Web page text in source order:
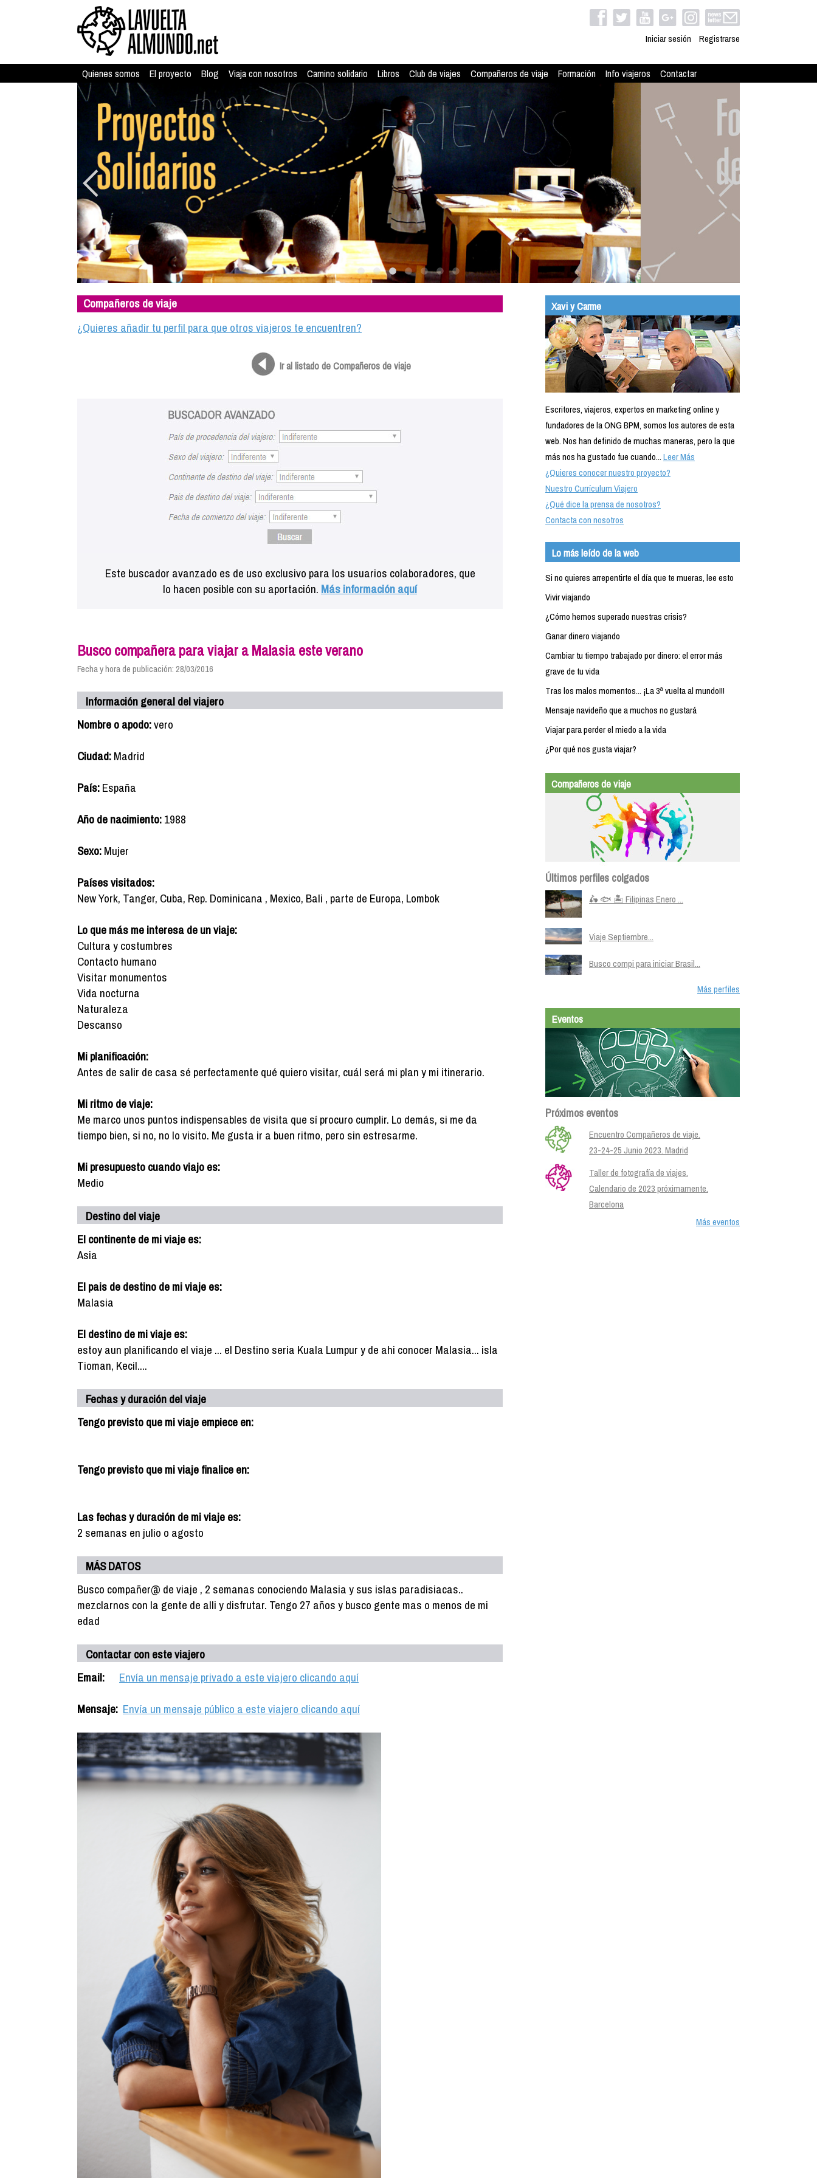
Iniciar sesión Registrarse
Quienes somos El proyecto Blog Viaja con nosotros Camino solidario Libros Club de viajes Compañeros de viaje Formación Info viajeros Contactar
Compañeros de viaje
¿Quieres añadir tu perfil para que otros viajeros te encuentren?
Ir al listado de Compañeros de viaje
Este buscador avanzado es de uso exclusivo para los usuarios colaboradores, que
lo hacen posible con su aportación. Más información aquí
Busco compañera para viajar a Malasia este verano
Fecha y hora de publicación: 28/03/2016
Información general del viajero
Nombre o apodo:vero
Ciudad:Madrid
País:España
Año de nacimiento:1988
Sexo:Mujer
Países visitados:
New York, Tanger, Cuba, Rep. Dominicana , Mexico, Bali , parte de Europa, Lombok
Lo que más me interesa de un viaje:
Cultura y costumbres
Contacto humano
Visitar monumentos
Vida nocturna
Naturaleza
Descanso
Mi planificación:
Antes de salir de casa sé perfectamente qué quiero visitar, cuál será mi plan y mi itinerario.
Mi ritmo de viaje:
Me marco unos puntos indispensables de visita que sí procuro cumplir. Lo demás, si me da
tiempo bien, si no, no lo visito. Me gusta ir a buen ritmo, pero sin estresarme.
Mi presupuesto cuando viajo es:
Medio
Destino del viaje
El continente de mi viaje es:
Asia
El pais de destino de mi viaje es:
Malasia
El destino de mi viaje es:
estoy aun planificando el viaje ... el Destino seria Kuala Lumpur y de ahi conocer Malasia... isla
Tioman, Kecil....
Fechas y duración del viaje
Tengo previsto que mi viaje empiece en:
Tengo previsto que mi viaje finalice en:
Las fechas y duración de mi viaje es:
2 semanas en julio o agosto
MÁS DATOS
Busco compañer@ de viaje , 2 semanas conociendo Malasia y sus islas paradisiacas..
mezclarnos con la gente de alli y disfrutar. Tengo 27 años y busco gente mas o menos de mi
edad
Contactar con este viajero
Email:
Envía un mensaje privado a este viajero clicando aquí
Mensaje: Envía un mensaje público a este viajero clicando aquí
Xavi y Carme
Escritores, viajeros, expertos en marketing online y
fundadores de la ONG BPM, somos los autores de esta
web. Nos han definido de muchas maneras, pero la que
más nos ha gustado fue cuando...Leer Más
¿Quieres conocer nuestro proyecto?
Nuestro Currículum Viajero
¿Qué dice la prensa de nosotros?
Contacta con nosotros
Lo más leído de la web
Si no quieres arrepentirte el día que te mueras, lee esto
Vivir viajando
¿Cómo hemos superado nuestras crisis?
Ganar dinero viajando
Cambiar tu tiempo trabajado por dinero: el error más
grave de tu vida
Tras los malos momentos... ¡La 3ª vuelta al mundo!!!
Mensaje navideño que a muchos no gustará
Viajar para perder el miedo a la vida
¿Por qué nos gusta viajar?
Compañeros de viaje
Últimos perfiles colgados
🛵 🐟 🏝️ Filipinas Enero ...
Viaje Septiembre...
Busco compi para iniciar Brasil...
Más perfiles
Eventos
Próximos eventos
Encuentro Compañeros de viaje.
23-24-25 Junio 2023. Madrid
Taller de fotografía de viajes.
Calendario de 2023 próximamente.
Barcelona
Más eventos